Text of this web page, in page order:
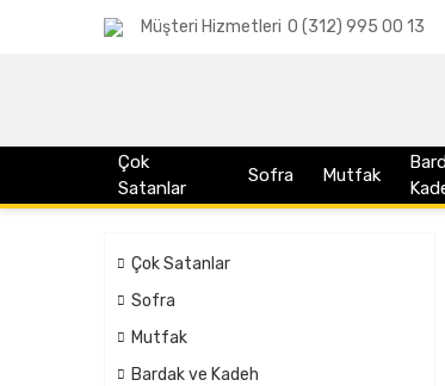
Müşteri Hizmetleri 0 (312) 995 00 13
Çok
Satanlar
Sofra Mutfak
Çok Satanlar
Sofra
Mutfak
Bardak ve Kadeh